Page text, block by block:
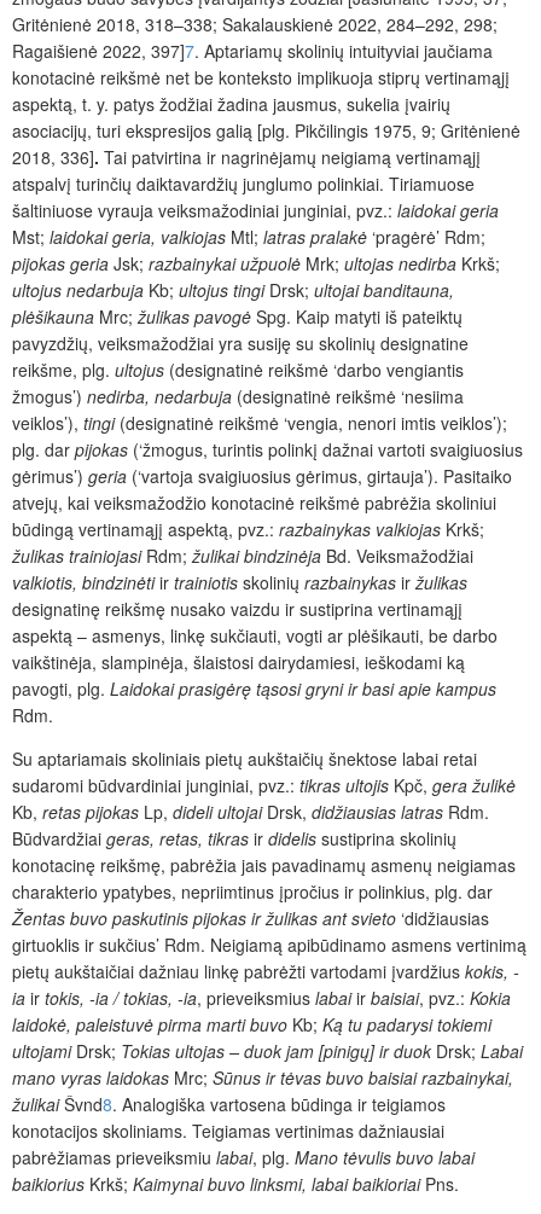
Gritėnienė 2018, 318–338; Sakalauskienė 2022, 284–292, 298;
Ragaišienė 2022, 397]7. Aptariamų skolinių intuityviai jaučiama
konotacinė reikšmė net be konteksto implikuoja stiprų vertinamąjį
aspektą, t. y. patys žodžiai žadina jausmus, sukelia įvairių
asociacijų, turi ekspresijos galią [plg. Pikčilingis 1975, 9; Gritėnienė
2018, 336]. Tai patvirtina ir nagrinėjamų neigiamą vertinamąjį
atspalvį turinčių daiktavardžių junglumo polinkiai. Tiriamuose
šaltiniuose vyrauja veiksmažodiniai junginiai, pvz.: laidokai geria
Mst; laidokai geria, valkiojas Mtl; latras pralakė ‘pragėrė’ Rdm;
pijokas geria Jsk; razbainykai užpuolė Mrk; ultojas nedirba Krkš;
ultojus nedarbuja Kb; ultojus tingi Drsk; ultojai banditauna,
plėšikauna Mrc;žulikas pavogė Spg. Kaip matyti iš pateiktų
pavyzdžių, veiksmažodžiai yra susiję su skolinių designatine
reikšme, plg. ultojus (designatinė reikšmė ‘darbo vengiantis
žmogus’) nedirba, nedarbuja (designatinė reikšmė ‘nesiima
veiklos’), tingi (designatinė reikšmė ‘vengia, nenori imtis veiklos’);
plg. dar pijokas (‘žmogus, turintis polinkį dažnai vartoti svaigiuosius
gėrimus’) geria (‘vartoja svaigiuosius gėrimus, girtauja’). Pasitaiko
atvejų, kai veiksmažodžio konotacinė reikšmė pabrėžia skoliniui
būdingą vertinamąjį aspektą, pvz.: razbainykas valkiojas Krkš;
žulikas trainiojasi Rdm;žulikai bindzinėja Bd. Veiksmažodžiai
valkiotis, bindzinėtiir trainiotis skolinių razbainykas iržulikas
designatinę reikšmę nusako vaizdu ir sustiprina vertinamąjį
aspektą – asmenys, linkę sukčiauti, vogti ar plėšikauti, be darbo
vaikštinėja, slampinėja, šlaistosi dairydamiesi, ieškodami ką
pavogti, plg. Laidokai prasigėrę tąsosi gryni ir basi apie kampus
Rdm.
Su aptariamais skoliniais pietų aukštaičių šnektose labai retai
sudaromi būd­vardiniai junginiai, pvz.: tikras ultojis Kpč, gera žulikė
Kb, retas pijokas Lp, dideli ultojai Drsk, didžiausias latras Rdm.
Būdvardžiai geras, retas, tik­ras ir didelis sustiprina skolinių
konotacinę reikšmę, pabrėžia jais pavadinamų asmenų neigiamas
charakterio ypatybes, nepriimtinus įpročius ir polinkius, plg. dar
Žentas buvo paskutinis pijokas ir žulikas ant svieto ‘didžiausias
girtuoklis ir sukčius’ Rdm. Neigiamą apibūdinamo asmens vertinimą
pietų aukštaičiai dažniau linkę pabrėžti vartodami įvardžius kokis, -
ia ir tokis, -ia / tokias, -ia, prieveiksmius labaiir baisiai, pvz.: Kokia
laidokė, paleistuvė pirma marti buvo Kb; Ką tu padarysi tokiemi
ultojami Drsk; Tokias ultojas – duok jam [pinigų] ir duok Drsk; Labai
mano vyras laidokas Mrc; Sūnus ir tėvas buvo baisiai razbainykai,
žulikaiŠvnd8. Analogiška vartosena būdinga ir teigiamos
konotacijos skoliniams. Teigiamas vertinimas dažniausiai
pabrėžiamas prieveiksmiu labai, plg. Mano tėvulis buvo labai
baikiorius Krkš; Kaimynai buvo linksmi, labai baikioriai Pns.